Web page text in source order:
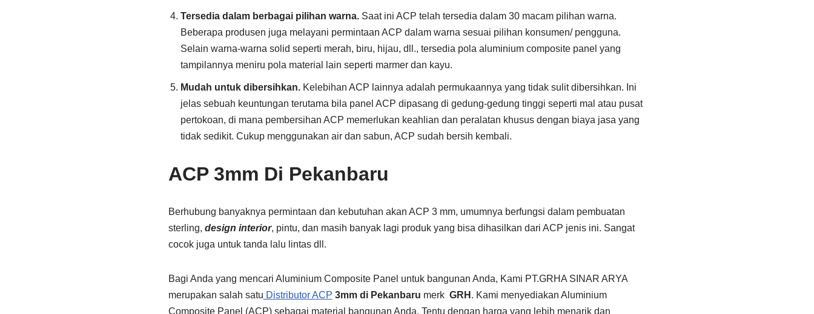
Tersedia dalam berbagai pilihan warna.Saat ini ACP telah tersedia dalam 30 macam pilihan warna.
Beberapa produsen juga melayani permintaan ACP dalam warna sesuai pilihan konsumen/ pengguna.
Selain warna-warna solid seperti merah, biru, hijau, dll., tersedia pola aluminium composite panel yang
tampilannya meniru pola material lain seperti marmer dan kayu.
Mudah untuk dibersihkan.Kelebihan ACP lainnya adalah permukaannya yang tidak sulit dibersihkan. Ini
jelas sebuah keuntungan terutama bila panel ACP dipasang di gedung-gedung tinggi seperti mal atau pusat
pertokoan, di mana pembersihan ACP memerlukan keahlian dan peralatan khusus dengan biaya jasa yang
tidak sedikit. Cukup menggunakan air dan sabun, ACP sudah bersih kembali.
ACP 3mm Di Pekanbaru
Berhubung banyaknya permintaan dan kebutuhan akan ACP 3 mm, umumnya berfungsi dalam pembuatan
sterling, design interior, pintu, dan masih banyak lagi produk yang bisa dihasilkan dari ACP jenis ini. Sangat
cocok juga untuk tanda lalu lintas dll.
Bagi Anda yang mencari Aluminium Composite Panel untuk bangunan Anda, Kami PT.GRHA SINAR ARYA
merupakan salah satu Distributor ACP 3mm di Pekanbaru merk GRH . Kami menyediakan Aluminium
Composite Panel (ACP) sebagai material bangunan Anda. Tentu dengan harga yang lebih menarik dan